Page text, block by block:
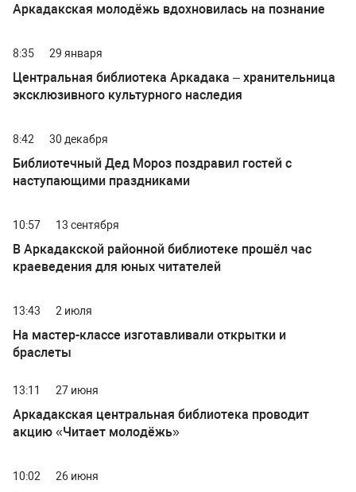
Аркадакская молодёжь вдохновилась на познание
8:35 29 января
Центральная библиотека Аркадака – хранительница
эксклюзивного культурного наследия
8:42 30 декабря
Библиотечный Дед Мороз поздравил гостей с
наступающими праздниками
10:57 13 сентября
В Аркадакской районной библиотеке прошёл час
краеведения для юных читателей
13:43 2 июля
На мастер-классе изготавливали открытки и
браслеты
13:11 27 июня
Аркадакская центральная библиотека проводит
акцию «Читает молодёжь»
10:02 26 июня